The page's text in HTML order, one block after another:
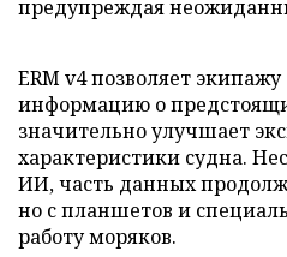
предупреждая
ERM v4 позволяет
информацию о
значительно улучшает
характеристики судна.
ИИ, часть данных
но с планшетов и
работу моряков.